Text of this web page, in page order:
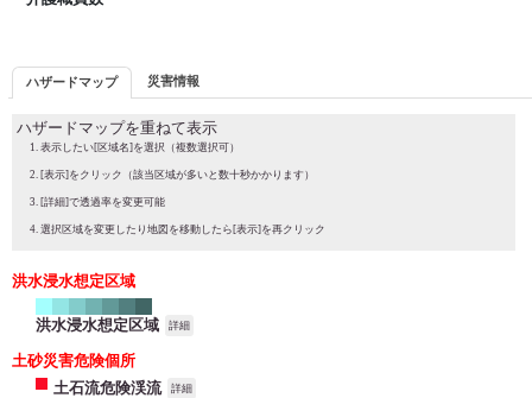
ハザードマップ 災害情報
ハザードマップを重ねて表示
表示したい[区域名]を選択（複数選択可）
[表示]をクリック（該当区域が多いと数十秒かかります）
[詳細]で透過率を変更可能
選択区域を変更したり地図を移動したら[表示]を再クリック
洪水浸水想定区域
洪水浸水想定区域 詳細
土砂災害危険個所
土石流危険渓流
詳細